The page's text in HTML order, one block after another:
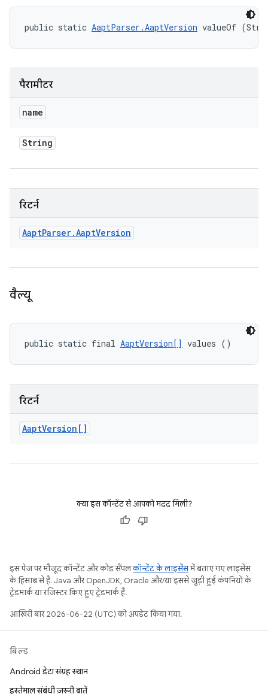
public static AaptParser.AaptVersion valueOf
पैरामीटर
name
String
रिटर्न
AaptParser.AaptVersion
वैल्यू
public static final AaptVersion[] values ()
रिटर्न
AaptVersion[]
क्या इस कॉन्टेंट से आपको मदद मिली?
इस पेज पर मौजूद कॉन्टेंट और कोड सैंपलकॉन्टेंट के लाइसेंसमें बताए गए लाइसेंस
के हिसाब से हैं. Java और OpenJDK, Oracle और/या इससे जुड़ी हुई कंपनियों के
ट्रेडमार्क या रजिस्टर किए हुए ट्रेडमार्क हैं.
आखिरी बार 2026-06-22 (UTC) को अपडेट किया गया.
बिल्ड
Android डेटा संग्रह स्थान
इस्तेमाल संबंधी ज़रूरी बातें